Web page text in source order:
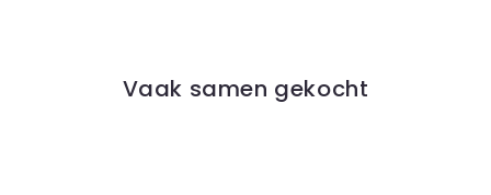
Vaak samen gekocht